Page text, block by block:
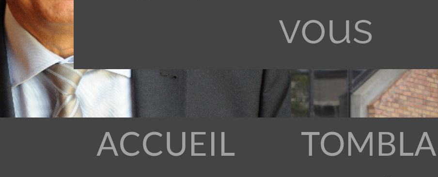
vous
ACCUEIL